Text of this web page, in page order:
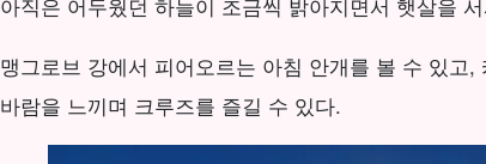
아직은 어두웠던 하늘이 조금씩 밝아지면서 햇살을
맹그로브 강에서 피어오르는 아침 안개를 볼 수 있고
바람을 느끼며 크루즈를 즐길 수 있다.